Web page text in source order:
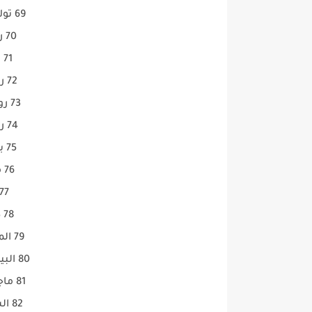
69 توك توك سينما 11602 H
70 روتانا سينما 11296 H
71 روتانا أفلام 11296 H
72 روتانا مصرية 11296 H
73 روتانا كلاسيك 11296 H
74 روتانا خليجية 11296 H
75 بانوراما أفلام 11219 H
76 ميولدىأفلام 12418 H
77 LCDأفلام 11602 H
78 دربكة أفلام 11602 H
79 المصراوية أفلام 11526 H
80 البيت بيتك سينما 11257 H
81 ماجستك سينما 11680 H
82 السبكى سينما 11602 H